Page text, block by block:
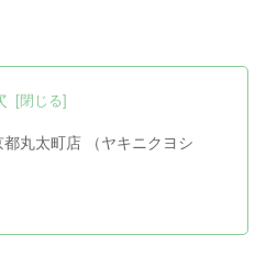
都丸太町店 （ヤキニクヨシ